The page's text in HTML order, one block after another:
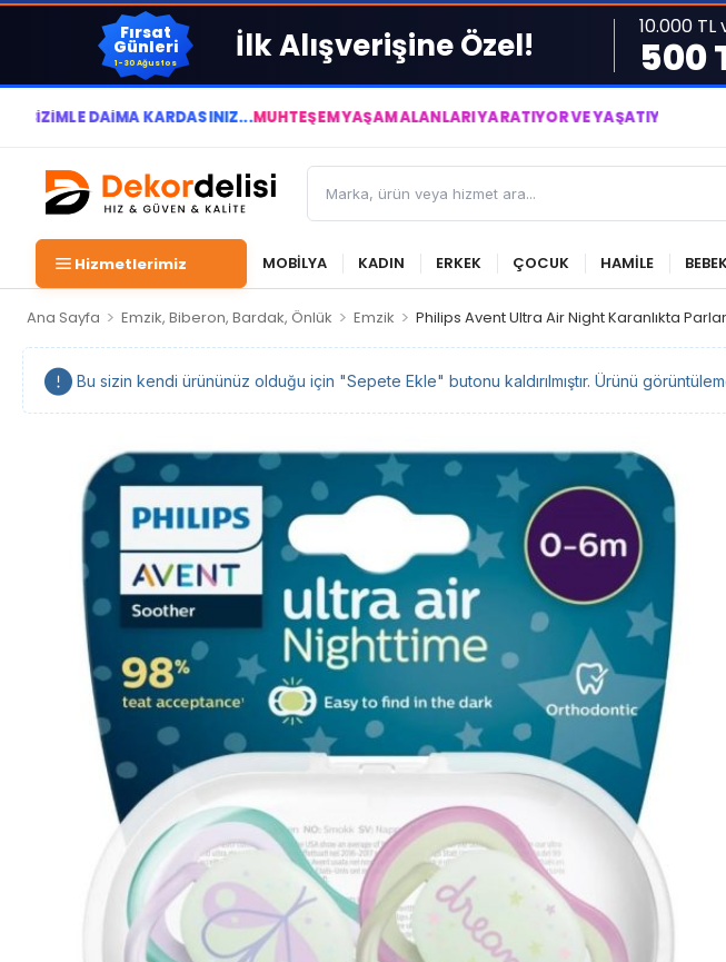
Fırsat
Günleri
1-30 Ağustos İlk Alışverişine Özel! 10.000
500
DAİMA KÂRDASINIZ...MUHTEŞEM YAŞAM ALANLARI YARATIYOR VE YAŞATIYORUZ ● BİZİMLE
Hizmetlerimiz MOBİLYA KADIN ERKEK ÇOCUK HAMİLE
Ana Sayfa > Emzik, Biberon, Bardak, Önlük > Emzik > Philips Avent Ultra Air Night Karanlıkta
Bu sizin kendi ürününüz olduğu için "Sepete Ekle" butonu kaldırılmıştır. Ürünü